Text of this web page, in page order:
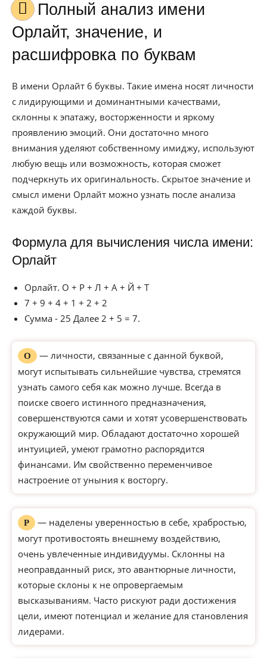
Полный анализ имени
Орлайт, значение, и
расшифровка по буквам
В имени Орлайт 6 буквы. Такие имена носят личности
с лидирующими и доминантными качествами,
склонны к эпатажу, восторженности и яркому
проявлению эмоций. Они достаточно много
внимания уделяют собственному имиджу, используют
любую вещь или возможность, которая сможет
подчеркнуть их оригинальность. Скрытое значение и
смысл имени Орлайт можно узнать после анализа
каждой буквы.
Формула для вычисления числа имени:
Орлайт
Орлайт. О + Р + Л + А + Й + Т
7 + 9 + 4 + 1 + 2 + 2
Сумма - 25 Далее 2 + 5 = 7.
О
— личности, связанные с данной буквой,
могут испытывать сильнейшие чувства, стремятся
узнать самого себя как можно лучше. Всегда в
поиске своего истинного предназначения,
совершенствуются сами и хотят усовершенствовать
окружающий мир. Обладают достаточно хорошей
интуицией, умеют грамотно распорядится
финансами. Им свойственно переменчивое
настроение от уныния к восторгу.
Р
— наделены уверенностью в себе, храбростью,
могут противостоять внешнему воздействию,
очень увлеченные индивидуумы. Склонны на
неоправданный риск, это авантюрные личности,
которые склоны к не опровергаемым
высказываниям. Часто рискуют ради достижения
цели, имеют потенциал и желание для становления
лидерами.